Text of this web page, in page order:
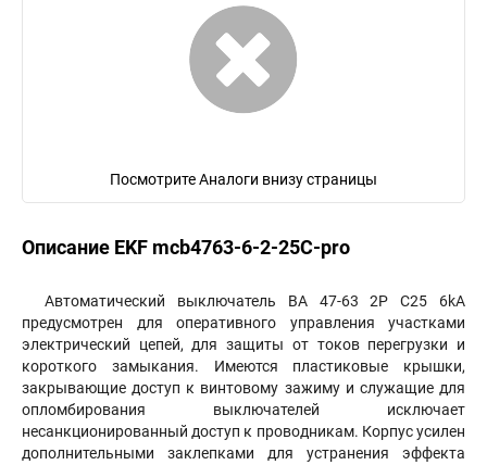
Посмотрите Аналоги внизу страницы
Описание EKF mcb4763-6-2-25C-pro
Автоматический выключатель ВА 47-63 2P C25 6kA
предусмотрен для оперативного управления участками
электрический цепей, для защиты от токов перегрузки и
короткого замыкания. Имеются пластиковые крышки,
закрывающие доступ к винтовому зажиму и служащие для
опломбирования выключателей исключает
несанкционированный доступ к проводникам. Корпус усилен
дополнительными заклепками для устранения эффекта